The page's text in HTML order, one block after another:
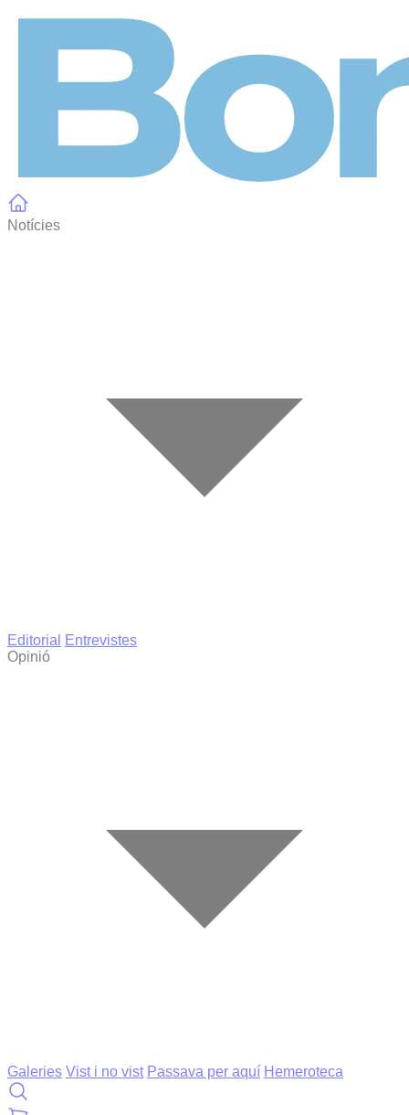
Notícies
Editorial
Entrevistes
Opinió
Galeries Vist i no vist Passava per aquí Hemeroteca